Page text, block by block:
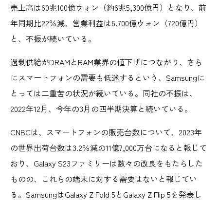
売上高は60兆100億ウォン（約6兆5,300億円）となり、前
年同期比22％減、営業利益は6,700億ウォン（720億円）
と、不振が続いている。
過剰供給がDRAMとRAM業界の値下げにつながり、さら
にスマートフォンの需要も低迷するという、Samsungに
とっては二重苦の状況が続いている。同社の不振は、
2022年12月、今年の3月の四半期決算と続いている。
CNBCは、スマートフォンの販売台数について、2023年
の世界出荷台数は3.2％減の11億7,000万台になると報じて
おり、Galaxy S23ファミリーは数々の改良をもたらした
ものの、これらの端末に対する需要はないと報じてい
る。SamsungはGalaxy Z Fold 5とGalaxy Z Flip 5を発表し